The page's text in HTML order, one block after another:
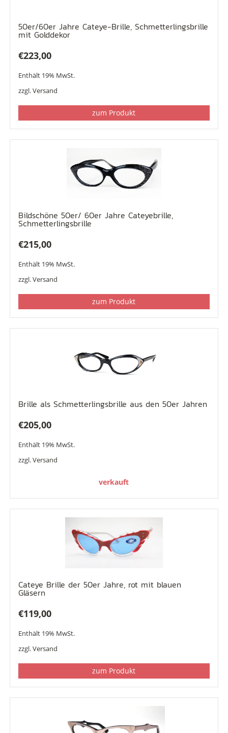
50er/60er Jahre Cateye-Brille, Schmetterlingsbrille
mit Golddekor
€223,00
Enthält 19% MwSt.
zzgl.Versand
zum Produkt
Bildschöne 50er/ 60er Jahre Cateyebrille,
Schmetterlingsbrille
€215,00
Enthält 19% MwSt.
zzgl.Versand
zum Produkt
Brille als Schmetterlingsbrille aus den 50er Jahren
€205,00
Enthält 19% MwSt.
zzgl.Versand
verkauft
Cateye Brille der 50er Jahre, rot mit blauen
Gläsern
€119,00
Enthält 19% MwSt.
zzgl.Versand
zum Produkt